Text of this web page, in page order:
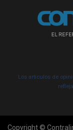
Los artículos de
Copyright ©